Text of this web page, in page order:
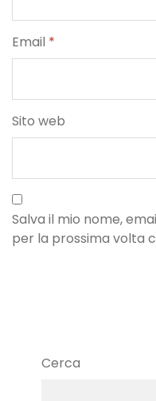
Email *
Sito web
Salva il mio nome,
per la prossima volta
Cerca